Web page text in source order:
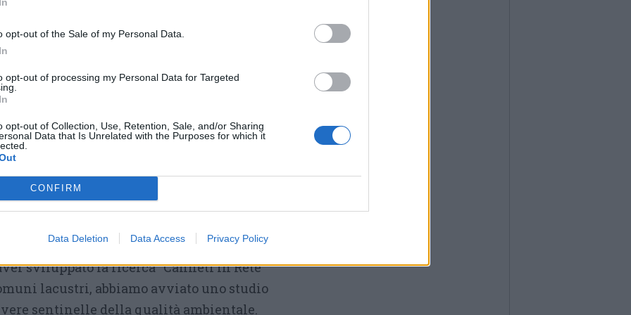
opt-out of the Sale of my Personal Data.
opt-out of processing my Personal Data for Targeted
opt-out of Collection, Use, Retention, Sale, and/or Sharing
Data that Is Unrelated with the Purposes for which it
CONFIRM
Data Deletion Data Access Privacy Policy
di questa seconda giornata è affidata a
Campagnolo
raccomandano la
Le iniziative godono del
della biosfera MAB Ticino Val Grande
nel percorso che vedeAngeranel ruolo di
europeoLIFE NatConnect2030.
Milo Manicaspiega l’importanza di queste
«Siamo impegnati nella valorizzazione e
Bruschera, vero gioiello presente sul
sviluppato la ricerca “Canneti in Rete”
lacustri, abbiamo avviato uno studio
sentinelle della qualità ambientale.